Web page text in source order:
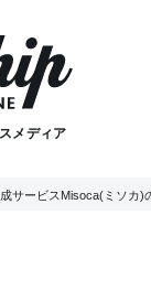
メディア
サービスMisoca(ミソカ)